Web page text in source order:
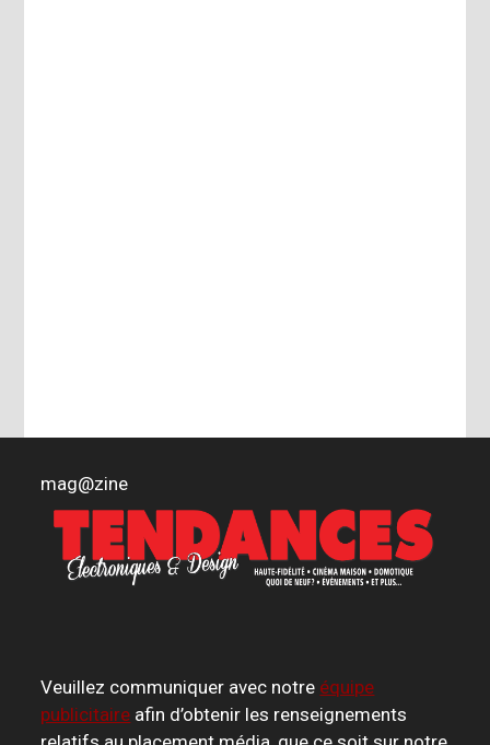
mag@zine
Veuillez communiquer avec notre équipe
publicitaire afin d’obtenir les renseignements